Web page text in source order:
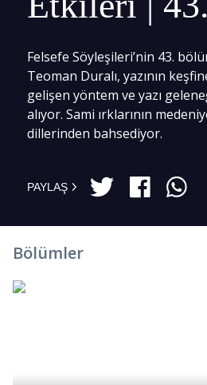
Felsefe Söyleşileri’nin 43.
Teoman Duralı, yazının
gelişen yöntem ve yazı
alıyor. Sami ırklarının
dillerinden bahsediyor.
PAYLAŞ
Bölümler